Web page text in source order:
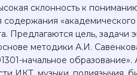
склонность к
содержания
Предлагаются цель, задачи
методики А.И.
начальное